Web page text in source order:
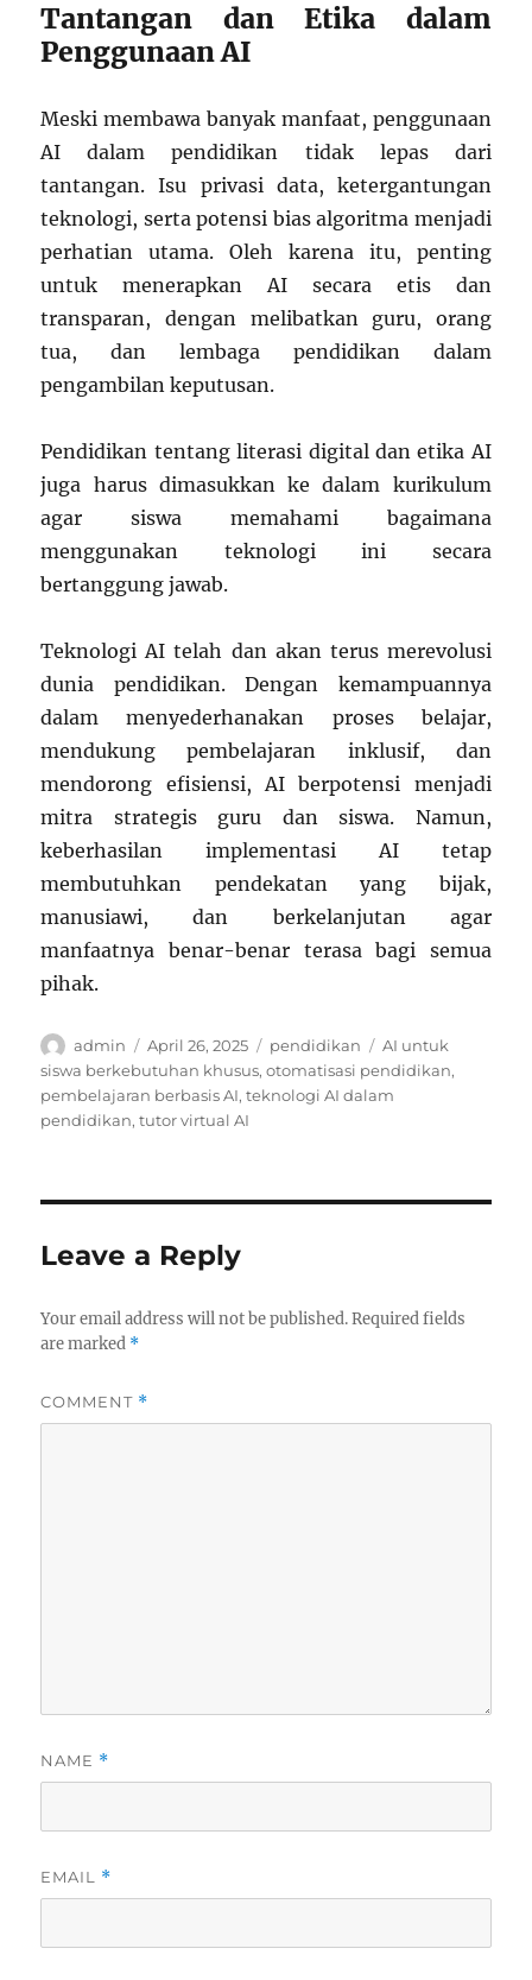
Tantangan dan Etika dalam
Penggunaan AI
Meski membawa banyak manfaat, penggunaan
AI dalam pendidikan tidak lepas dari
tantangan. Isu privasi data, ketergantungan
teknologi, serta potensi bias algoritma menjadi
perhatian utama. Oleh karena itu, penting
untuk menerapkan AI secara etis dan
transparan, dengan melibatkan guru, orang
tua, dan lembaga pendidikan dalam
pengambilan keputusan.
Pendidikan tentang literasi digital dan etika AI
juga harus dimasukkan ke dalam kurikulum
agar siswa memahami bagaimana
menggunakan teknologi ini secara
bertanggung jawab.
Teknologi AI telah dan akan terus merevolusi
dunia pendidikan. Dengan kemampuannya
dalam menyederhanakan proses belajar,
mendukung pembelajaran inklusif, dan
mendorong efisiensi, AI berpotensi menjadi
mitra strategis guru dan siswa. Namun,
keberhasilan implementasi AI tetap
membutuhkan pendekatan yang bijak,
manusiawi, dan berkelanjutan agar
manfaatnya benar-benar terasa bagi semua
pihak.
Author
admin
Posted
on
April 26, 2025 Categories
pendidikan Tags
AI untuk
siswa berkebutuhan khusus,otomatisasi pendidikan,
pembelajaran berbasis AI,teknologi AI dalam
pendidikan,tutor virtual AI
Leave a Reply
Your email address will not be published. Required fields
are marked *
COMMENT *
NAME *
EMAIL *